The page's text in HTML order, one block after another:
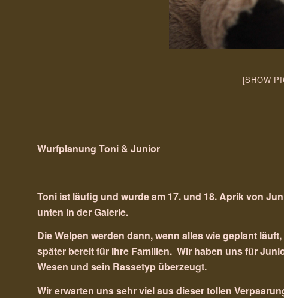
[SHOW
Wurfplanung Toni & Junior
Toni ist läufig und wurde am 17. und 18. Aprik von
unten in der Galerie.
Die Welpen werden dann, wenn alles wie geplant
später bereit für Ihre Familien. Wir haben uns für
Wesen und sein Rassetyp überzeugt.
Wir erwarten uns sehr viel aus dieser tollen